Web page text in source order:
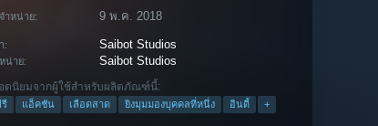
ำหน่าย: 9 พ.ค. 2018
: Saibot Studios
น่าย: Saibot Studios
ดนิยมจากผู้ใช้สำหรับผลิตภัณฑ์นี้:
รี แอ็คชัน เลือดสาด ยิงมุมมองบุคคลที่หนึ่ง อินดี้ +